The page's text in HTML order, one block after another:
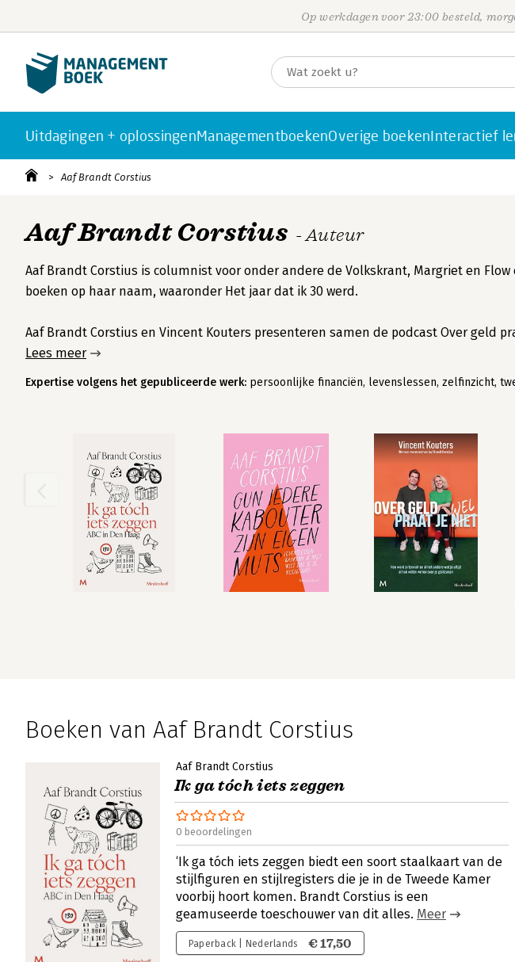
Op werkdagen voor 23:00 besteld,
Uitdagingen + oplossingenManagementboekenOverige boekenInteractief
Aaf Brandt Corstius
Aaf Brandt Corstius - Auteur
Aaf Brandt Corstius is columnist voor onder andere de Volkskrant, Margriet en
boeken op haar naam, waaronder Het jaar dat ik 30 werd.
Aaf Brandt Corstius en Vincent Kouters presenteren samen de podcast Over geld
Lees meer
Expertise volgens het gepubliceerde werk: persoonlijke financiën, levenslessen, zelfinzicht,
Boeken van Aaf Brandt Corstius
Aaf Brandt Corstius
Ik ga tóch iets zeggen
0 beoordelingen
‘Ik ga tóch iets zeggen biedt een soort staalkaart van de
stijlfiguren en stijlregisters die je in de Tweede Kamer
voorbij hoort komen. Brandt Corstius is een
geamuseerde toeschouwer van dit alles. Meer
Paperback | Nederlands € 17,50